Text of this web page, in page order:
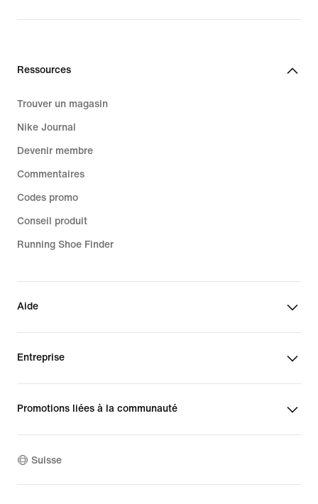
Ressources
Trouver un magasin
Nike Journal
Devenir membre
Commentaires
Codes promo
Conseil produit
Running Shoe Finder
Aide
Entreprise
Promotions liées à la communauté
Suisse